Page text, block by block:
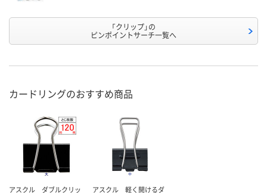
「クリップ」の
ピンポイントサーチ一覧へ
カードリングのおすすめ商品
アスクル ダブルクリッ
アスクル 軽く開けるダ